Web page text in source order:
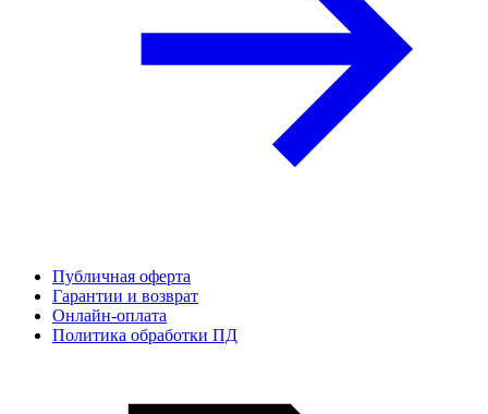
Публичная оферта
Гарантии и возврат
Онлайн-оплата
Политика обработки ПД